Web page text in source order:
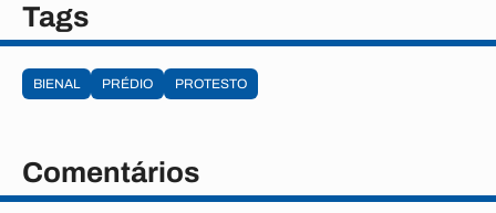
Tags
BIENAL PRÉDIO PROTESTO
Comentários